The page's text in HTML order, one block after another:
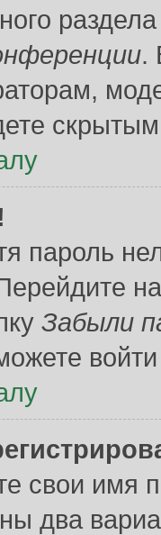
.
пароль
Забыли
свои имя
два